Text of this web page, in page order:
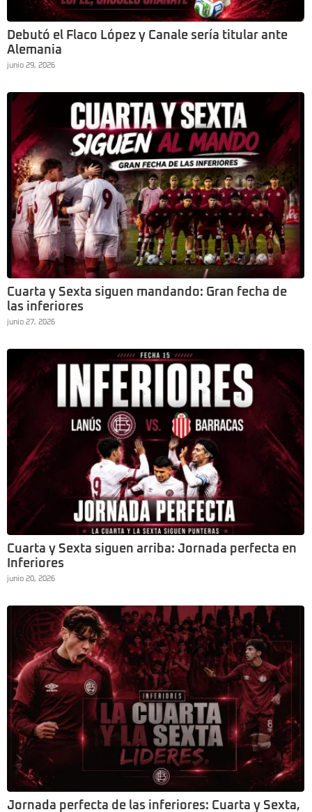
Debutó el Flaco López y Canale sería titular ante
Alemania
junio 29, 2026
Cuarta y Sexta siguen mandando: Gran fecha de
las inferiores
junio 27, 2026
Cuarta y Sexta siguen arriba: Jornada perfecta en
Inferiores
junio 20, 2026
Jornada perfecta de las inferiores: Cuarta y Sexta,